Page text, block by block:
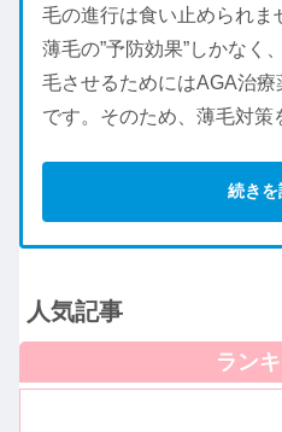
毛の進行は食い止められま
薄毛の”予防効果”しかなく
毛させるためにはAGA治
です。そのため、薄毛対
続きを
人気記事